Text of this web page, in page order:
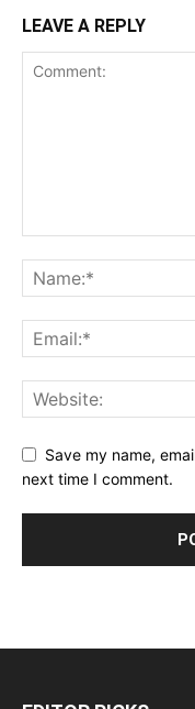
LEAVE A REPLY
Save my name,
next time I comment.